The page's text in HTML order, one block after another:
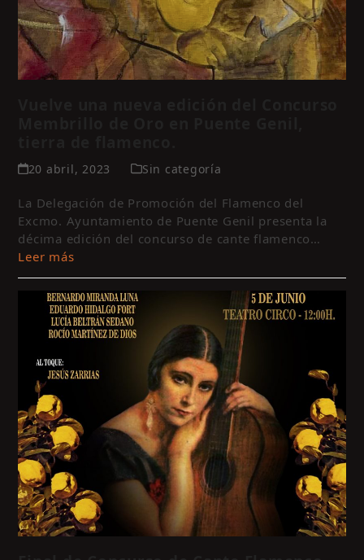
20 abril, 2023 Sin categoría
La Delegación de Promoción del Flamenco del
Excmo. Ayuntamiento de Puente Genil presenta la
décima edición del concurso de cante flamenco…
Leer más